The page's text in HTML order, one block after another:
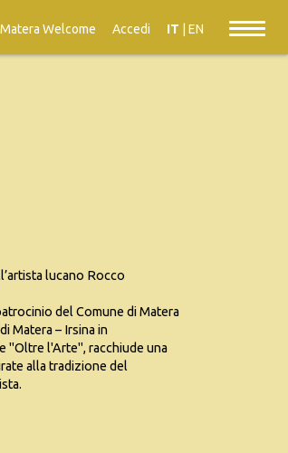
Welcome Accedi IT EN
lucano Rocco
del Comune di Matera
Matera – Irsina in
"Oltre l'Arte", racchiude una
alla tradizione del